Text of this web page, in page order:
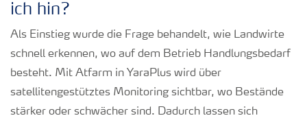
ich hin?
Als Einstieg wurde die Frage behandelt, wie Landwirte
schnell erkennen, wo auf dem Betrieb Handlungsbedarf
besteht. Mit Atfarm in YaraPlus wird über
satellitengestütztes Monitoring sichtbar, wo Bestände
stärker oder schwächer sind. Dadurch lassen sich